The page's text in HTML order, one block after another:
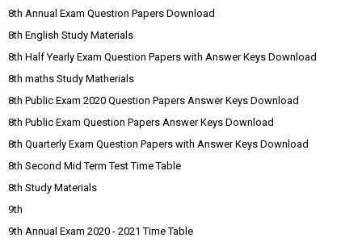
8th Annual Exam Question Papers Download
8th English Study Materials
8th Half Yearly Exam Question Papers with Answer Keys Download
8th maths Study Matherials
8th Public Exam 2020 Question Papers Answer Keys Download
8th Public Exam Question Papers Answer Keys Download
8th Quarterly Exam Question Papers with Answer Keys Download
8th Second Mid Term Test Time Table
8th Study Materials
9th
9th Annual Exam 2020 - 2021 Time Table